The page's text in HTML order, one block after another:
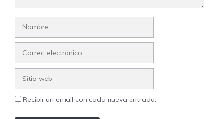
Recibir un email con cada nueva entrada.